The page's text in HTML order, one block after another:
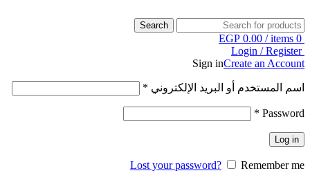
Search
0
items
/
EGP 0.00
Login / Register
Sign inCreate an Account
اسم المستخدم أو البريد الإلكتروني *
Password
*
Log in
Lost your password?
Remember me